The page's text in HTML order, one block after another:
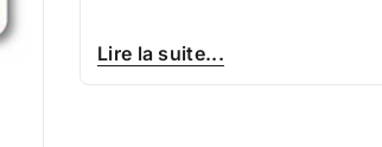
Lire la suite...